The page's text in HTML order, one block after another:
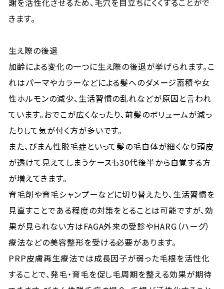
謝を活性化させるため、毛穴を目立ちにくくすることがで
きます。
生え際の後退
加齢による変化の一つに生え際の後退が挙げられます。こ
れはパーマやカラーなどによる髪へのダメージ蓄積や女
性ホルモンの減少、生活習慣の乱れなどが原因と言われ
ています。おでこが広くなったり、前髪のボリュームが減っ
たりして気が付く方が多いです。
また、びまん性脱毛症といって髪の毛自体が細くなり頭皮
が透けて見えてしまうケースも30代後半から自覚する方
が増えてきます。
育毛剤や育毛シャンプーなどに切り替えたり、生活習慣を
見直すことである程度の対策をとることは可能ですが、効
果が見られない方はFAGA外来の受診やHARG（ハーグ）
療法などの美容整形を受ける必要があります。
PRP皮膚再生療法では成長因子が弱った毛根を活性化
することで、発毛・育毛を促し毛周期を整える効果が期待